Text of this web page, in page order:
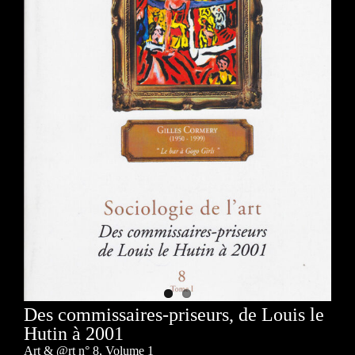
Des commissaires-priseurs, de Louis le
Hutin à 2001
Art & @rt n° 8, Volume 1